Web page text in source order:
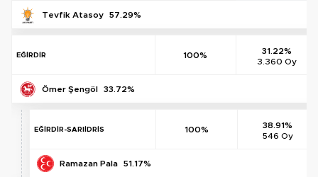
Tevfik Atasoy 57.29%
EĞİRDİR 100%
31.22%
3.360 Oy
Ömer Şengöl 33.72%
EĞİRDİR-SARIİDRİS 100%
38.91%
546 Oy
Ramazan Pala 51.17%